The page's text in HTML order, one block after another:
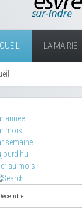
LA MAIRIE
année
mois
semaine
au mois